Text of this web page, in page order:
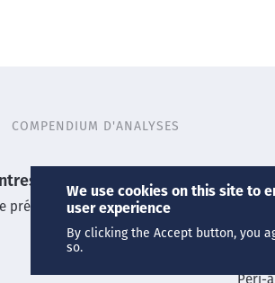
COMPENDIUM D'ANALYSES
prélèvements
Nos
We use cookies on this site to
user experience
By clicking the Accept button, you
so.